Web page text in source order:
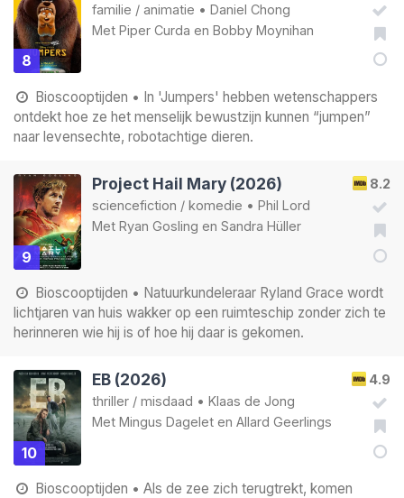
8
familie / animatie • Daniel Chong
Met Piper Curda en Bobby Moynihan
Bioscooptijden • In 'Jumpers' hebben wetenschappers
ontdekt hoe ze het menselijk bewustzijn kunnen “jumpen”
naar levensechte, robotachtige dieren.
9
8.2
Project Hail Mary (2026)
sciencefiction / komedie • Phil Lord
Met Ryan Gosling en Sandra Hüller
Bioscooptijden • Natuurkundeleraar Ryland Grace wordt
lichtjaren van huis wakker op een ruimteschip zonder zich te
herinneren wie hij is of hoe hij daar is gekomen.
10
4.9
EB (2026)
thriller / misdaad • Klaas de Jong
Met Mingus Dagelet en Allard Geerlings
Bioscooptijden • Als de zee zich terugtrekt, komen